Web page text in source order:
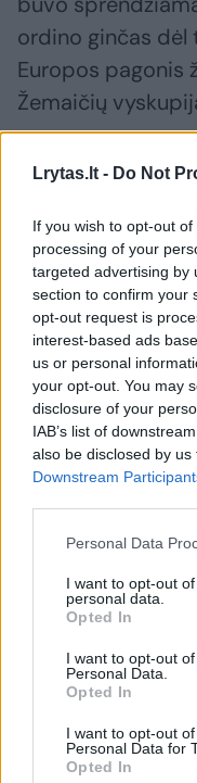
Lrytas.lt - Do Not
If you wish to opt-out
processing of your
targeted advertising by
section to confirm your
opt-out request is
interest-based ads
us or personal
your opt-out. You may
disclosure of your
IAB’s list of
also be disclosed by
Downstream
Personal Data
I want to opt-out
personal data.
Opted In
I want to opt-out
Personal Data.
Opted In
I want to opt-out
Personal Data for
Opted In
ordino ginčas
Europos pagonis
Žemaičių
Jogaila ir
neįprastą
dovana
Konstanco
Richentaliui
kad savo
vaizduojančiu to
pusę Europos.
Žemaičių
išspręstas
dokumentuotas
Lietuvos
idėja.
„Ši knyga yra